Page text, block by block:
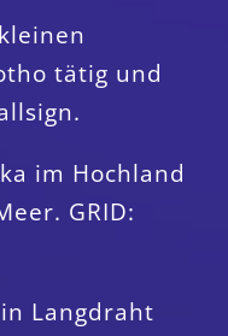
tätig und
im Hochland
GRID:
Langdraht